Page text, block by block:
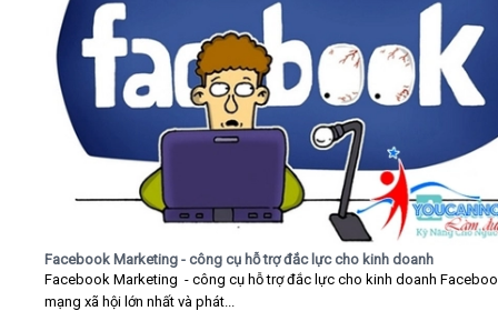
Facebook Marketing - công cụ hỗ trợ đắc lực cho kinh doanh
Facebook Marketing - công cụ hỗ trợ đắc lực cho kinh doanh
mạng xã hội lớn nhất và phát...